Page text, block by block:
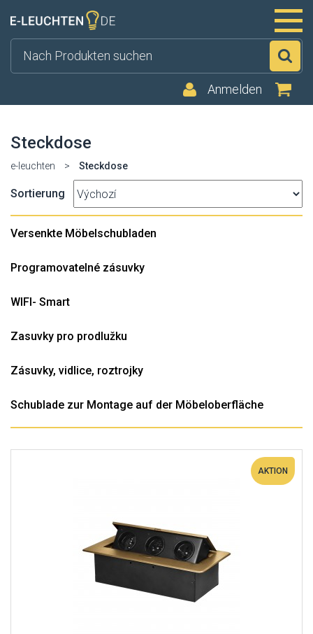
Anmelden
Steckdose
e-leuchten > Steckdose
Sortierung
Versenkte Möbelschubladen
Programovatelné zásuvky
WIFI- Smart
Zasuvky pro prodlužku
Zásuvky, vidlice, roztrojky
Schublade zur Montage auf der Möbeloberfläche
AKTION